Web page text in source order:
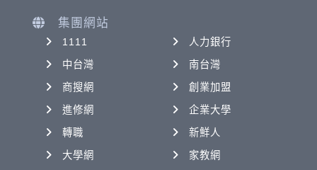
集團網站
1111
人力銀行
中台灣
南台灣
商搜網
創業加盟
進修網
企業大學
轉職
新鮮人
大學網
家教網